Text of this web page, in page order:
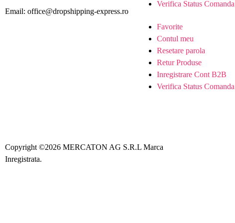
Email: office@dropshipping-express.ro
Verifica Status Comanda
Favorite
Contul meu
Resetare parola
Retur Produse
Inregistrare Cont B2B
Verifica Status Comanda
Copyright ©2026 MERCATON AG S.R.L Marca
Inregistrata.